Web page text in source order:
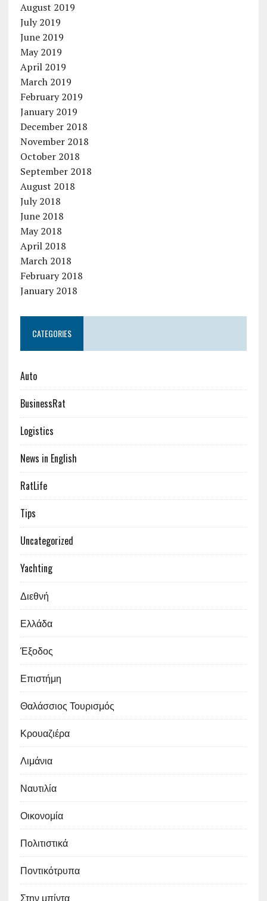
August 2019
July 2019
June 2019
May 2019
April 2019
March 2019
February 2019
January 2019
December 2018
November 2018
October 2018
September 2018
August 2018
July 2018
June 2018
May 2018
April 2018
March 2018
February 2018
January 2018
CATEGORIES
Auto
BusinessRat
Logistics
News in English
RatLife
Tips
Uncategorized
Yachting
Διεθνή
Ελλάδα
Έξοδος
Επιστήμη
Θαλάσσιος Τουρισμός
Κρουαζιέρα
Λιμάνια
Ναυτιλία
Οικονομία
Πολιτιστικά
Ποντικότρυπα
Στην μπίντα